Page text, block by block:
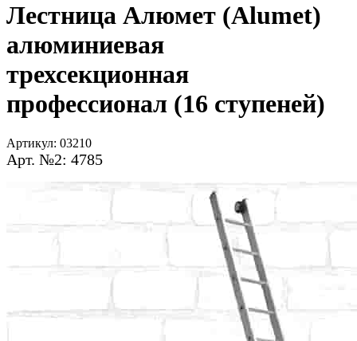
Лестница Алюмет (Alumet)
алюминиевая
трехсекционная
профессионал (16 ступеней)
Артикул: 03210
Арт. №2: 4785